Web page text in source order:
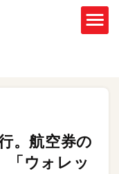
。航空券の
「ウォレッ